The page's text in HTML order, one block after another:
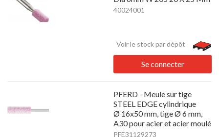
40024001
Voir le stock par dépôt
Se connecter
PFERD - Meule sur tige
STEEL EDGE cylindrique
Ø 16x50 mm, tige Ø 6 mm,
A30 pour acier et acier moulé
PFE31129273